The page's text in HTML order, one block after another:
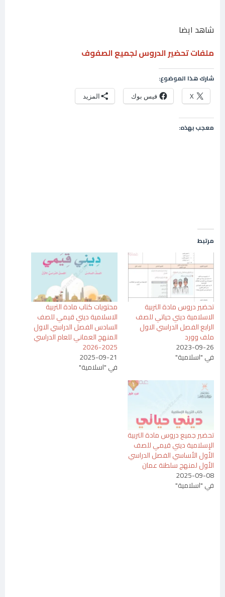
شاهد ايضا
ملفات تحضير الدروس لجميع الصفوف
شارك هذا الموضوع:
X فيس بوك المزيد
معجب بهذه:
مرتبط
تحضير دروس مادة التربية
الاسلامية ديني حياتي للصف
الرابع الفصل الدراسي الاول
ملف وورد
2023-09-26
في "اسلامية"
محتويات كتاب مادة التربية
الاسلامية ديني قيمي للصف
السادس الفصل الدراسي الاول
المنهج العماني للعام الدراسي
2025-2026
2025-09-21
في "اسلامية"
تحضير جميع دروس مادة التربية
الإسلامية ديني قيمي للصف
الأول الأساسي الفصل الدراسي
الأول لمنهج سلطنة عمان
2025-09-08
في "اسلامية"